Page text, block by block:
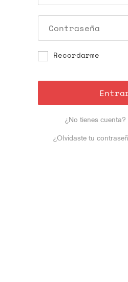
Recordarme
¿No tienes cuenta?
¿Olvidaste tu